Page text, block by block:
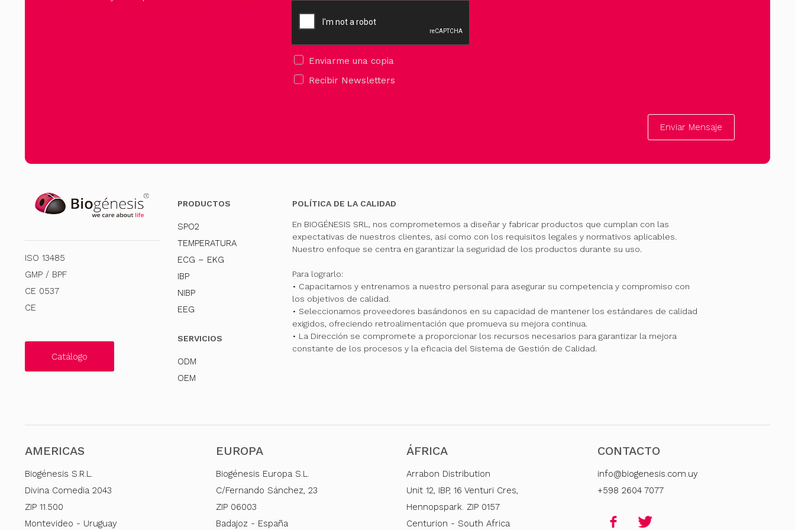
Enviarme una copia
Recibir Newsletters
Enviar Mensaje
ISO 13485
GMP / BPF
CE 0537
CE
Catálogo
PRODUCTOS
SPO2
TEMPERATURA
ECG – EKG
IBP
NIBP
EEG
SERVICIOS
ODM
OEM
POLÍTICA DE LA CALIDAD
En BIOGÉNESIS SRL, nos comprometemos a diseñar y fabricar productos que cumplan con las
expectativas de nuestros clientes, así como con los requisitos legales y normativos aplicables.
Nuestro enfoque se centra en garantizar la seguridad de los productos durante su uso.
Para lograrlo:
• Capacitamos y entrenamos a nuestro personal para asegurar su competencia y compromiso con
los objetivos de calidad.
• Seleccionamos proveedores basándonos en su capacidad de mantener los estándares de calidad
exigidos, ofreciendo retroalimentación que promueva su mejora continua.
• La Dirección se compromete a proporcionar los recursos necesarios para garantizar la mejora
constante de los procesos y la eficacia del Sistema de Gestión de Calidad.
AMERICAS
Biogénesis S.R.L.
Divina Comedia 2043
ZIP 11.500
Montevideo - Uruguay
EUROPA
Biogénesis Europa S.L.
C/Fernando Sánchez, 23
ZIP 06003
Badajoz - España
ÁFRICA
Arrabon Distribution
Unit 12, IBP, 16 Venturi Cres,
Hennopspark. ZIP 0157
Centurion - South Africa
CONTACTO
info@biogenesis.com.uy
+598 2604 7077